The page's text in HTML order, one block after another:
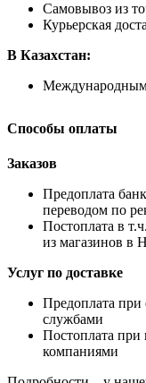
Самовывоз из
Курьерская
В Казахстан:
Способы оплаты
Заказов
Предоплата
переводом по
Постоплата в
из магазинов в
Услуг по доставке
Предоплата при
службами
Постоплата
компаниями